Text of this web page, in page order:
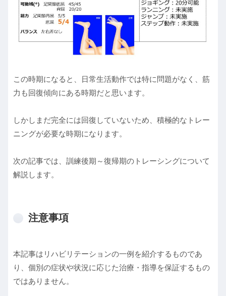
この時期になると、日常生活動作では特に問題がなく、筋
力も回復傾向にある時期だと思います。
しかしまだ完全には回復していないため、積極的なトレー
ニングが必要な時期になります。
次の記事では、訓練後期～復帰期のトレーシングについて
解説します。
注意事項
本記事はリハビリテーションの一例を紹介するものであ
り、個別の症状や状況に応じた治療・指導を保証するもの
ではありません。